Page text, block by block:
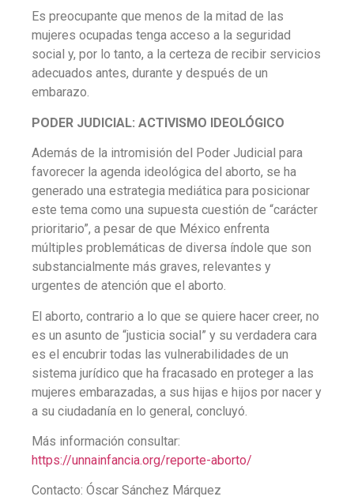
Es preocupante que menos de la mitad de las
mujeres ocupadas tenga acceso a la seguridad
social y, por lo tanto, a la certeza de recibir servicios
adecuados antes, durante y después de un
embarazo.
PODER JUDICIAL: ACTIVISMO IDEOLÓGICO
Además de la intromisión del Poder Judicial para
favorecer la agenda ideológica del aborto, se ha
generado una estrategia mediática para posicionar
este tema como una supuesta cuestión de “carácter
prioritario”, a pesar de que México enfrenta
múltiples problemáticas de diversa índole que son
substancialmente más graves, relevantes y
urgentes de atención que el aborto.
El aborto, contrario a lo que se quiere hacer creer, no
es un asunto de “justicia social” y su verdadera cara
es el encubrir todas las vulnerabilidades de un
sistema jurídico que ha fracasado en proteger a las
mujeres embarazadas, a sus hijas e hijos por nacer y
a su ciudadanía en lo general, concluyó.
Más información consultar:
https://unnainfancia.org/reporte-aborto/
Contacto: Óscar Sánchez Márquez